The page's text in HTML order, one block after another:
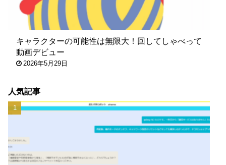
キャラクターの可能性は無限大！回してしゃべって
動画デビュー
2026年5月29日
人気記事